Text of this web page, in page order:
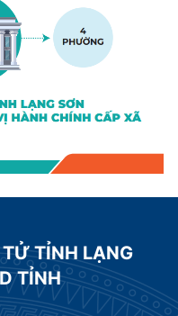
TỈNH LẠNG
TỈNH